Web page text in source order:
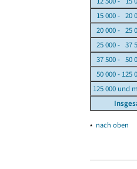
15 000 - 20
20 000 - 25
25 000 - 37
37 500 - 50
50 000 - 125
125 000 und
▴ nach oben